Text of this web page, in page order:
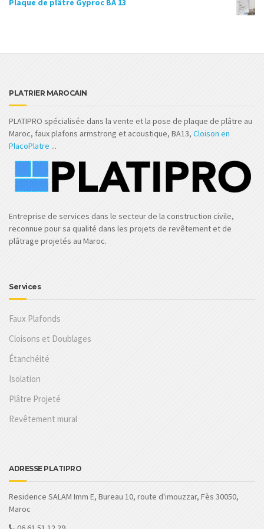
Plaque de plâtre Gyproc BA 13
PLATRIER MAROCAIN
PLATIPRO spécialisée dans la vente et la pose de plaque de plâtre au
Maroc, faux plafons armstrong et acoustique, BA13, Cloison en
PlacoPlatre ...
Entreprise de services dans le secteur de la construction civile,
reconnue pour sa qualité dans les projets de revêtement et de
plâtrage projetés au Maroc.
Services
Faux Plafonds
Cloisons et Doublages
Étanchéité
Isolation
Plâtre Projeté
Revêtement mural
ADRESSE PLATIPRO
Residence SALAM Imm E, Bureau 10, route d'imouzzar, Fès 30050,
Maroc